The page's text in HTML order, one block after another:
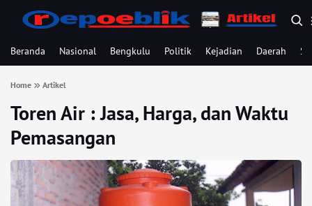
Beranda Nasional Bengkulu Politik Kejadian Daerah
Home Artikel
Toren Air : Jasa, Harga, dan Waktu
Pemasangan